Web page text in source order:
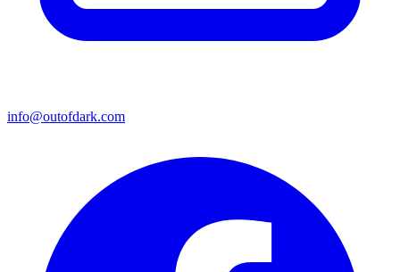
info@outofdark.com